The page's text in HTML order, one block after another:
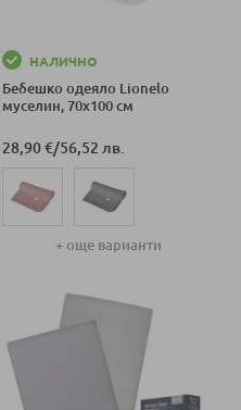
НАЛИЧНО
Бебешко одеяло Lionelo
муселин, 70x100 см
28,90 €/56,52 лв.
+ още варианти